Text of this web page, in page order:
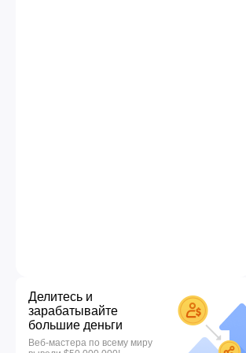
Делитесь и
зарабатывайте
большие деньги
Веб-мастера по всему миру